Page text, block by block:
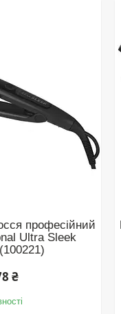
професійний
Ultra Sleek
₴